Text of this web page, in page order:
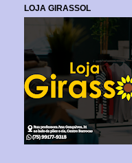
LOJA GIRASSOL